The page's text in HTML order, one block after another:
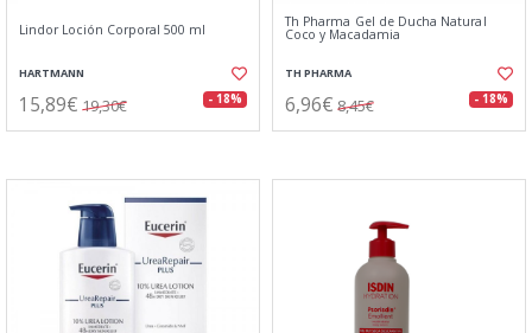
Lindor Loción Corporal 500 ml
HARTMANN
15,89€ 19,30€ - 18%
Th Pharma Gel de Ducha Natural
Coco y Macadamia
TH PHARMA
6,96€ 8,45€ - 18%